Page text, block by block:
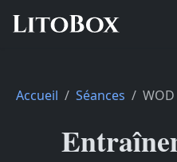
Accueil Séances